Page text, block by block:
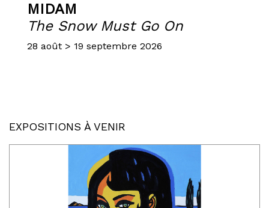
MIDAM
The Snow Must Go On
28 août > 19 septembre 2026
EXPOSITIONS À VENIR